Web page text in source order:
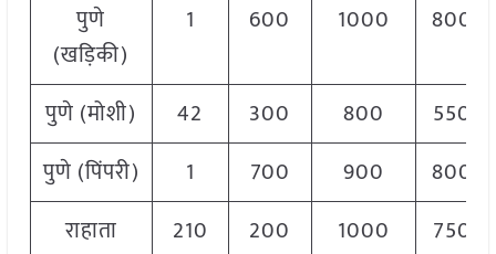
पुणे
(खड़िकी)
1 600 1000 800
पुणे (मोशी) 42 300 800
550
पुणे (पिंपरी)
1 700 900
800
राहाता
210 200 1000
750